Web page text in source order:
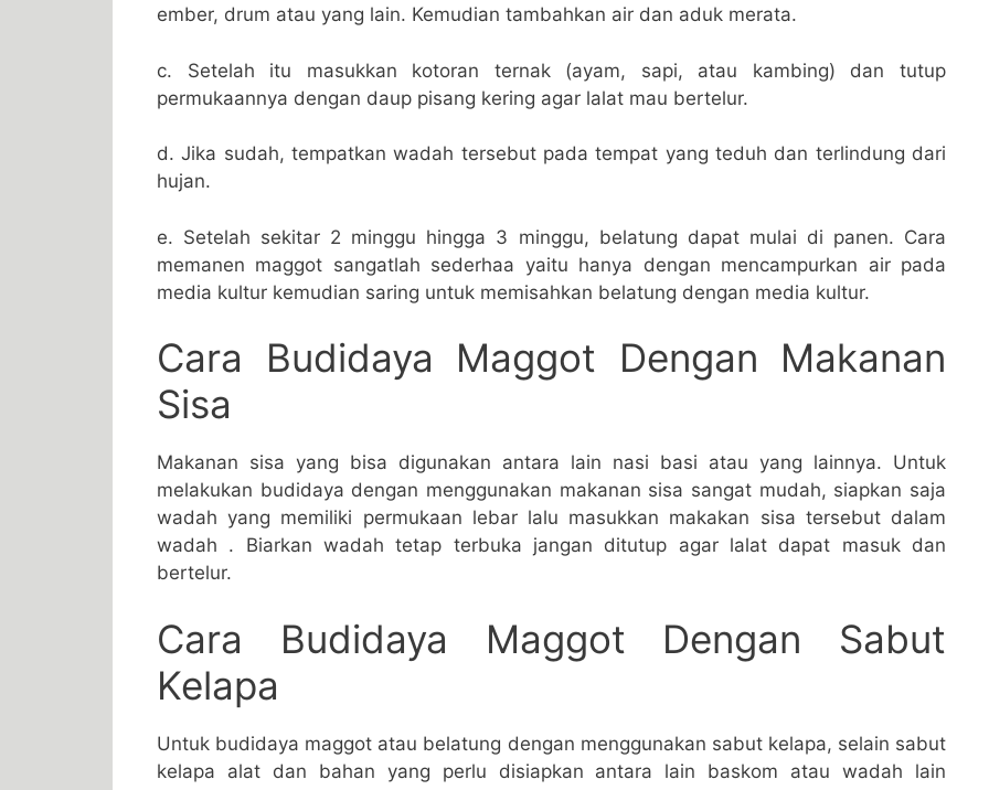
ember, drum atau yang lain. Kemudian tambahkan air dan aduk merata.
c. Setelah itu masukkan kotoran ternak (ayam, sapi, atau kambing) dan tutup
permukaannya dengan daup pisang kering agar lalat mau bertelur.
d. Jika sudah, tempatkan wadah tersebut pada tempat yang teduh dan terlindung dari
hujan.
e. Setelah sekitar 2 minggu hingga 3 minggu, belatung dapat mulai di panen. Cara
memanen maggot sangatlah sederhaa yaitu hanya dengan mencampurkan air pada
media kultur kemudian saring untuk memisahkan belatung dengan media kultur.
Cara Budidaya Maggot Dengan Makanan
Sisa
Makanan sisa yang bisa digunakan antara lain nasi basi atau yang lainnya. Untuk
melakukan budidaya dengan menggunakan makanan sisa sangat mudah, siapkan saja
wadah yang memiliki permukaan lebar lalu masukkan makakan sisa tersebut dalam
wadah . Biarkan wadah tetap terbuka jangan ditutup agar lalat dapat masuk dan
bertelur.
Cara Budidaya Maggot Dengan Sabut
Kelapa
Untuk budidaya maggot atau belatung dengan menggunakan sabut kelapa, selain sabut
kelapa alat dan bahan yang perlu disiapkan antara lain baskom atau wadah lain